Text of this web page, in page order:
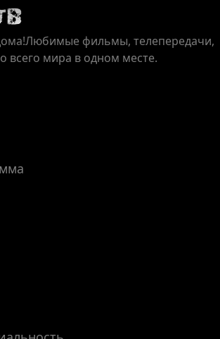
Любимые фильмы, телепередачи,
всего мира в одном месте.